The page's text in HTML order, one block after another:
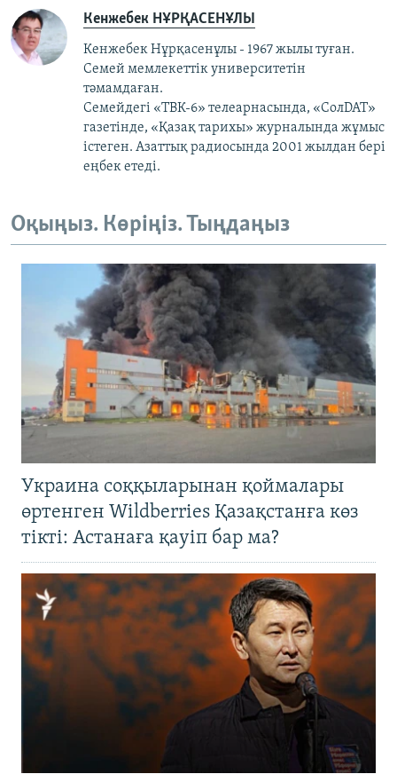
Кенжебек НҰРҚАСЕНҰЛЫ
Кенжебек Нұрқасенұлы - 1967 жылы туған.
Семей мемлекеттік университетін
тәмамдаған.
Семейдегі «ТВК-6» телеарнасында, «СолDAT»
газетінде, «Қазақ тарихы» журналында жұмыс
істеген. Азаттық радиосында 2001 жылдан бері
еңбек етеді.
Оқыңыз. Көріңіз. Тыңдаңыз
Украина соққыларынан қоймалары
өртенген Wildberries Қазақстанға көз
тікті: Астанаға қауіп бар ма?